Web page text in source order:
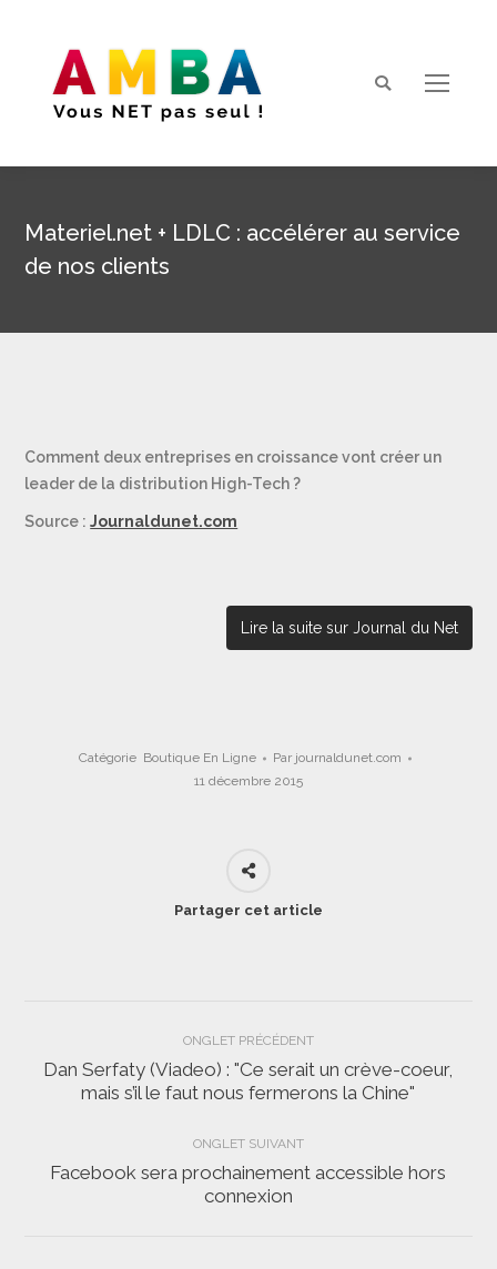
Search:
Materiel.net + LDLC : accélérer au service
de nos clients
Comment deux entreprises en croissance vont créer un
leader de la distribution High-Tech ?
Source :Journaldunet.com
Lire la suite sur Journal du Net
Catégorie Boutique En Ligne Par journaldunet.com
11 décembre 2015
Partager cet article
Navigation
de
ONGLET PRÉCÉDENT
Onglet
Dan Serfaty (Viadeo) : "Ce serait un crève-coeur,
mais s’il le faut nous fermerons la Chine"
ONGLET SUIVANT
Onglet
Facebook sera prochainement accessible hors
connexion